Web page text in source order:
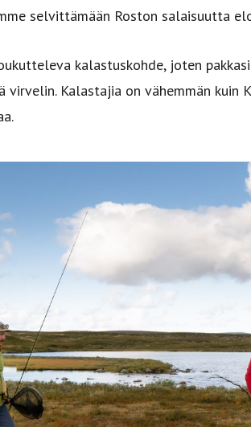
selvittämään Roston salaisuutta
kalastuskohde, joten
virvelin. Kalastajia on vähemmän kuin